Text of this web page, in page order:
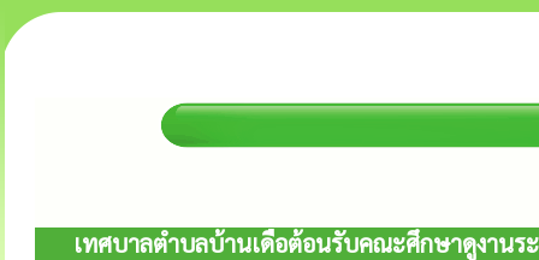
เทศบาลตำบลบ้านเดื่อต้อนรับคณะศึกษาดูงานร